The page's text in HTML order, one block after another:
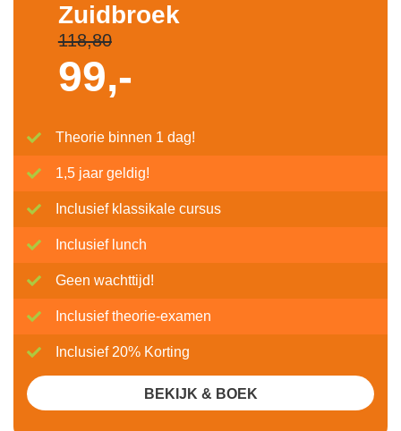
Zuidbroek
118,80
99,-
Theorie binnen 1 dag!
1,5 jaar geldig!
Inclusief klassikale cursus
Inclusief lunch
Geen wachttijd!
Inclusief theorie-examen
Inclusief 20% Korting
BEKIJK & BOEK